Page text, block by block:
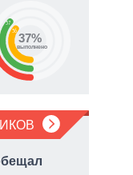
37
36
37%
выполнено